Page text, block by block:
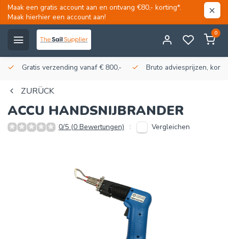
Maak een gratis account aan en ontvang €80,- korting*.
Maak hierhier een account aan!
0
Gratis verzending vanaf € 800,- Bruto adviesprijzen,
ZURÜCK
ACCU HANDSNIJBRANDER
0/5 (0 Bewertungen) Vergleichen